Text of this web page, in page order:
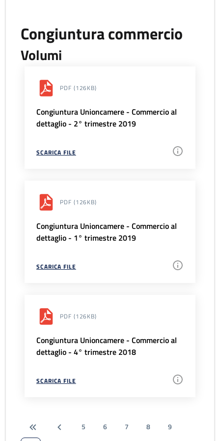
Congiuntura commercio
Volumi
PDF (126KB)
Congiuntura Unioncamere - Commercio al
dettaglio - 2° trimestre 2019
SCARICA FILE
PDF (126KB)
Congiuntura Unioncamere - Commercio al
dettaglio - 1° trimestre 2019
SCARICA FILE
PDF (126KB)
Congiuntura Unioncamere - Commercio al
dettaglio - 4° trimestre 2018
SCARICA FILE
5 6 7 8
9